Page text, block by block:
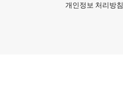
개인정보 처리방침